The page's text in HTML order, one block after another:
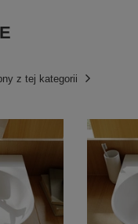
z tej kategorii